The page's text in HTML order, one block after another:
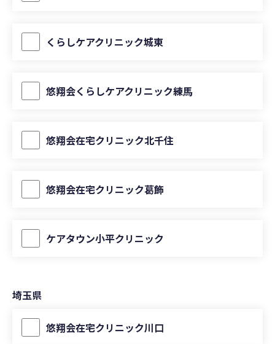
くらしケアクリニック城東
悠翔会くらしケアクリニック練馬
悠翔会在宅クリニック北千住
悠翔会在宅クリニック葛飾
ケアタウン小平クリニック
埼玉県
悠翔会在宅クリニック川口